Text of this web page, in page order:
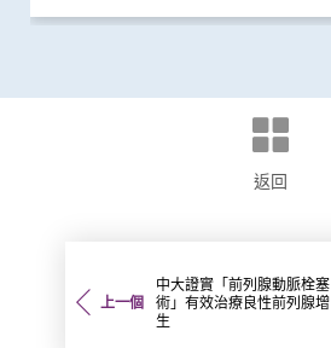
返回
上一個
中大證實「前列腺動脈栓塞
術」有效治療良性前列腺增
生